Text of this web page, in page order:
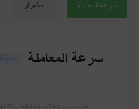
سرعة المعاملة استقرار
سرعة المعاملة عمومًا
متوسط ​​سرعة المعاملة (ملي ثانية)